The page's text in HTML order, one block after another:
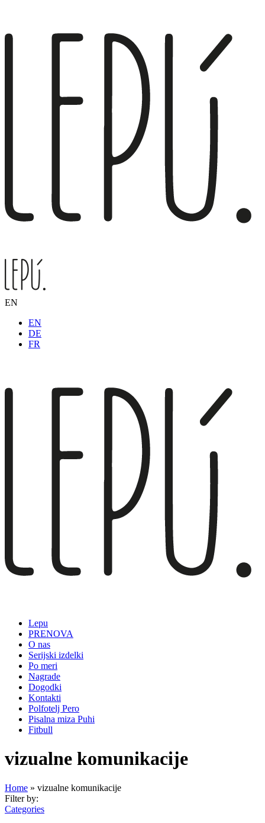
EN
EN
DE
FR
Lepu
PRENOVA
O nas
Serijski izdelki
Po meri
Nagrade
Dogodki
Kontakti
Polfotelj Pero
Pisalna miza Puhi
Fitbull
vizualne komunikacije
Home » vizualne komunikacije
Filter by:
Categories